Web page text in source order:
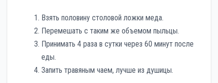
Взять половину столовой ложки меда.
Перемешать с таким же объемом пыльцы.
Принимать 4 раза в сутки через 60 минут после
еды.
Запить травяным чаем, лучше из душицы.